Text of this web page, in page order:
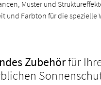
Muster und
und Farbton für die spezielle
Zubehörfür